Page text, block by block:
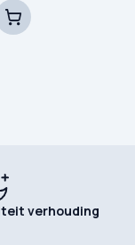
verhouding